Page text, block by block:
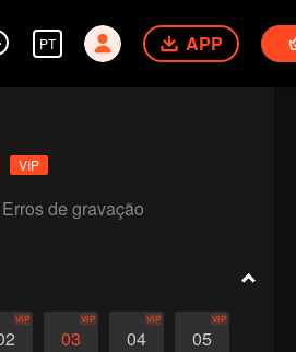
PT APP
VIP
Erros de gravação
VIP
03
VIP
04
VIP
05
VIP